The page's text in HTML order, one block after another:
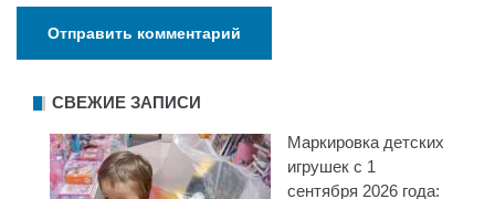
СВЕЖИЕ ЗАПИСИ
Маркировка детских
игрушек с 1
сентября 2026 года: